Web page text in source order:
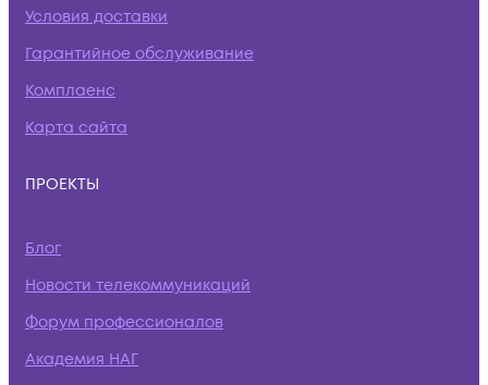
Условия доставки
Гарантийное обслуживание
Комплаенс
Карта сайта
ПРОЕКТЫ
Блог
Новости телекоммуникаций
Форум профессионалов
Академия НАГ